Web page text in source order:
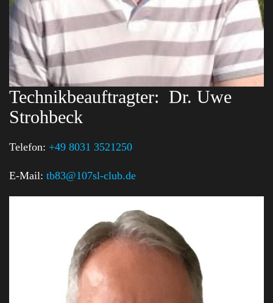
Technikbeauftragter: Dr. Uwe
Strohbeck
Telefon: +49 8031 3521250
E-Mail: tb83@107sl-club.de